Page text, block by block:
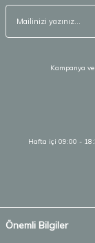
Kampanya
Hafta içi 09:00 -
Önemli Bilgiler